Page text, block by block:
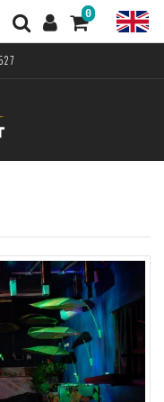
0